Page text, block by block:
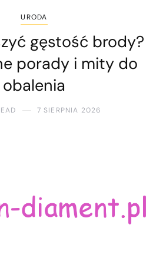
URODA
gęstość brody?
porady i mity do
obalenia
7 SIERPNIA 2026